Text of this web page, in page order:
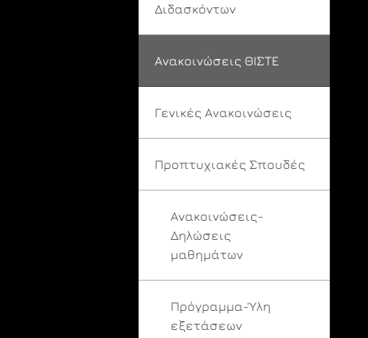
Διδασκόντων
Ανακοινώσεις ΘΙΣΤΕ
Γενικές Ανακοινώσεις
Προπτυχιακές Σπουδές
Ανακοινώσεις-
Δηλώσεις
μαθημάτων
Πρόγραμμα-Ύλη
εξετάσεων